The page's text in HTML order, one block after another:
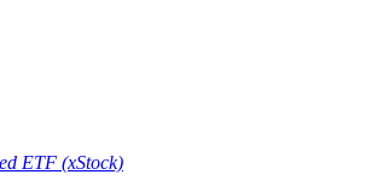
competitivas diariamente
ETF (xStock)